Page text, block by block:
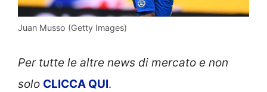
Juan Musso (Getty Images)
Per tutte le altre news di mercato e non
solo CLICCA QUI.